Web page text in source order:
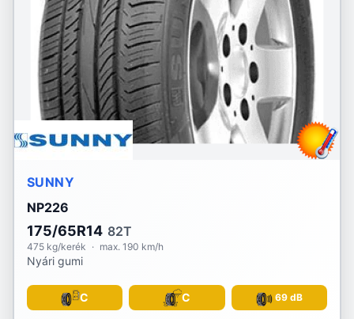
SUNNY
NP226
175/65R14 82T
475 kg/kerék · max. 190 km/h
Nyári gumi
C C 69 dB